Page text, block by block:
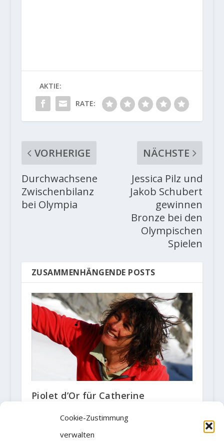
Cookie-Zustimmung
verwalten
AKTIE:
RATE:
VORHERIGE
Durchwachsene
Zwischenbilanz
bei Olympia
NÄCHSTE
Jessica Pilz und
Jakob Schubert
gewinnen
Bronze bei den
Olympischen
Spielen
ZUSAMMENHÄNGENDE POSTS
Piolet d’Or für Catherine
21. Juli 2020